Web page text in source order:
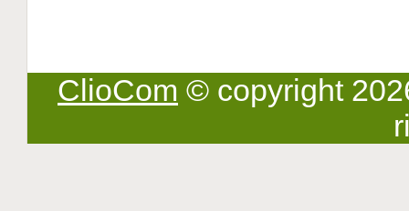
ClioCom © copyright